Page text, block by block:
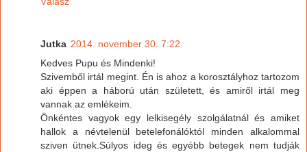
Jutka 2014. november 30. 7:22
Kedves Pupu és Mindenki!
Szivemből irtál megint. Én is ahoz a korosztályhoz tartozom
aki éppen a háború után született, és amiről irtál meg
vannak az emlékeim.
Önkéntes vagyok egy lelkisegély szolgálatnál és amiket
hallok a névtelenül betelefonálóktól minden alkalommal
sziven ütnek.Súlyos ideg és egyébb betegek nem tudják